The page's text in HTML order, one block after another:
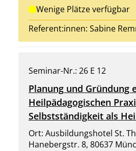
Wenige Plätze verfügbar
Referent:innen: Sabine
Seminar-Nr.: 26 E 12
Planung und Gründung
Heilpädagogischen
Selbstständigkeit als
Ort: Ausbildungshotel St.
Hanebergstr. 8, 80637